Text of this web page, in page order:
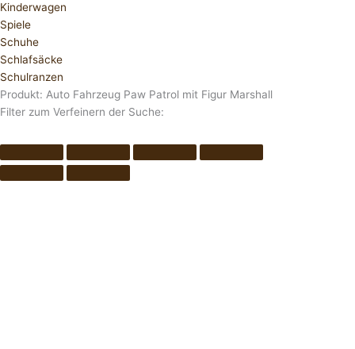
Kinderwagen
Spiele
Schuhe
Schlafsäcke
Schulranzen
Produkt: Auto Fahrzeug Paw Patrol mit Figur Marshall
Filter zum Verfeinern der Suche: